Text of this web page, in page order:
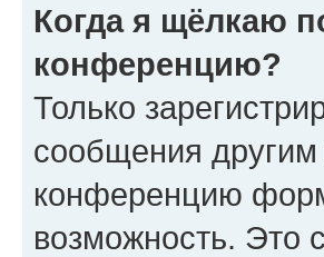
Когда я щёлкаю
конференцию?
Только
сообщения другим
конференцию
возможность. Это